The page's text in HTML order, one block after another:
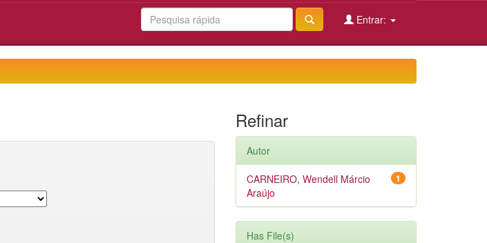
Entrar:
Refinar
Autor
1
CARNEIRO, Wendell Márcio
Araújo
Has File(s)